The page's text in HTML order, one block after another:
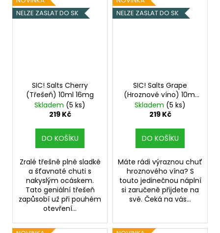
NELZE ZASLAT DO SK
SIC! Salts Cherry
(Třešeň) 10ml 16mg
Skladem (5 ks)
219 Kč
DO KOŠÍKU
Zralé třešně plné sladké
a šťavnaté chuti s
nakyslým ocáskem.
Tato geniální třešeň
zapůsobí už při pouhém
otevření...
NELZE ZASLAT DO SK
SIC! Salts Grape
(Hroznové víno) 10ml
20mg
Skladem (5 ks)
219 Kč
DO KOŠÍKU
Máte rádi výraznou chuť
hroznového vína? S
touto jedinečnou náplní
si zaručeně přijdete na
své. Čeká na vás...